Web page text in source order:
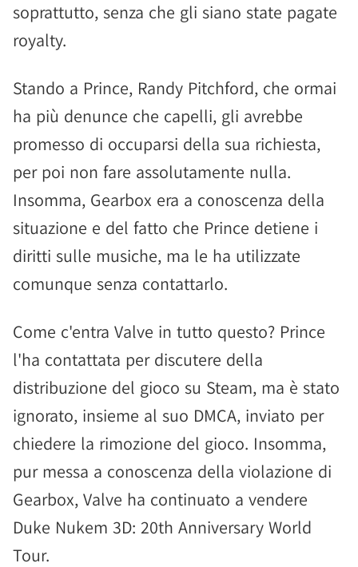
soprattutto, senza che gli siano state pagate
royalty.
Stando a Prince, Randy Pitchford, che ormai
ha più denunce che capelli, gli avrebbe
promesso di occuparsi della sua richiesta,
per poi non fare assolutamente nulla.
Insomma, Gearbox era a conoscenza della
situazione e del fatto che Prince detiene i
diritti sulle musiche, ma le ha utilizzate
comunque senza contattarlo.
Come c'entra Valve in tutto questo? Prince
l'ha contattata per discutere della
distribuzione del gioco su Steam, ma è stato
ignorato, insieme al suo DMCA, inviato per
chiedere la rimozione del gioco. Insomma,
pur messa a conoscenza della violazione di
Gearbox, Valve ha continuato a vendere
Duke Nukem 3D: 20th Anniversary World
Tour.